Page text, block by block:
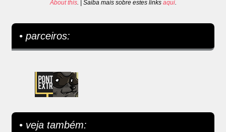
About this. | Saiba mais sobre estes links aqui.
• parceiros:
• veja também: